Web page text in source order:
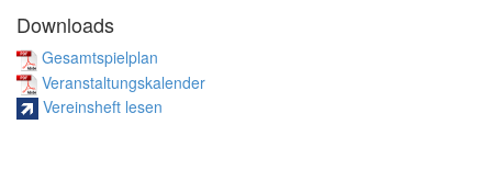
Downloads
Gesamtspielplan
Veranstaltungskalender
Vereinsheft lesen